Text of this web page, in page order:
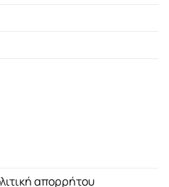
απορρήτου